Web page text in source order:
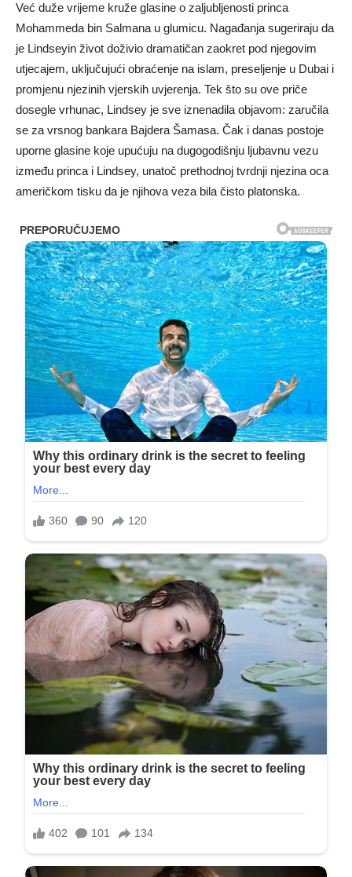
Već duže vrijeme kruže glasine o zaljubljenosti princa
Mohammeda bin Salmana u glumicu. Nagađanja sugeriraju da
je Lindseyin život doživio dramatičan zaokret pod njegovim
utjecajem, uključujući obraćenje na islam, preseljenje u Dubai i
promjenu njezinih vjerskih uvjerenja. Tek što su ove priče
dosegle vrhunac, Lindsey je sve iznenadila objavom: zaručila
se za vrsnog bankara Bajdera Šamasa. Čak i danas postoje
uporne glasine koje upućuju na dugogodišnju ljubavnu vezu
između princa i Lindsey, unatoč prethodnoj tvrdnji njezina oca
američkom tisku da je njihova veza bila čisto platonska.